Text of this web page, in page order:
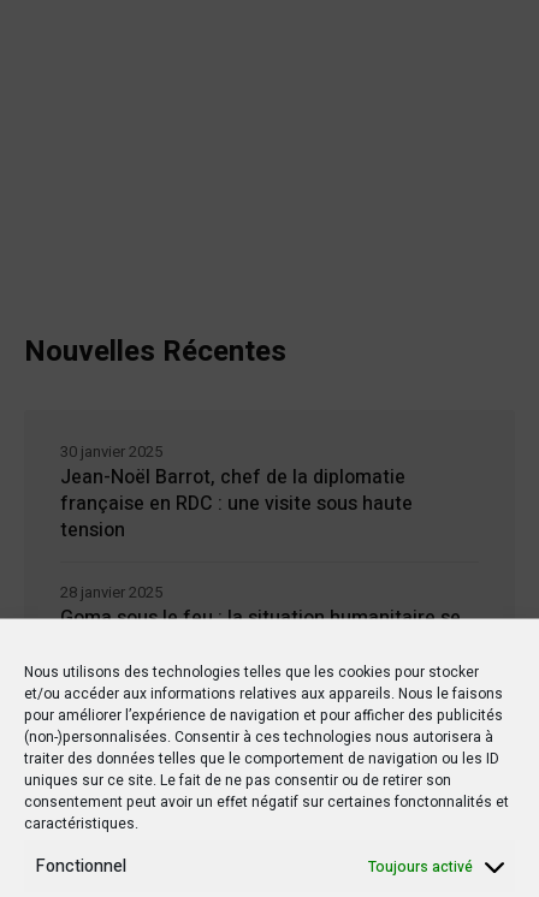
Nous utilisons des technologies telles que les cookies pour stocker
et/ou accéder aux informations relatives aux appareils. Nous le faisons
pour améliorer l’expérience de navigation et pour afficher des publicités
(non-)personnalisées. Consentir à ces technologies nous autorisera à
traiter des données telles que le comportement de navigation ou les ID
uniques sur ce site. Le fait de ne pas consentir ou de retirer son
consentement peut avoir un effet négatif sur certaines fonctonnalités et
caractéristiques.
Fonctionnel Toujours activé
Nouvelles Récentes
Jean-Noël Barrot, chef de la diplomatie
française en RDC : une visite sous haute
tension
30 janvier 2025
Goma sous le feu : la situation humanitaire se
28 janvier 2025
William Ruto convoque un sommet
extraordinaire de l’EAC pour un face à face
Tshisekedi-Kagame
27 janvier 2025
Rappel des diplomates congolais en poste à